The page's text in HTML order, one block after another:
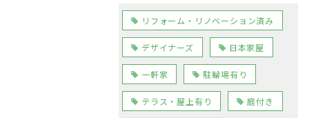
リフォーム・リノベーション済み
デザイナーズ 日本家屋
一軒家 駐輪場有り
テラス・屋上有り 庭付き